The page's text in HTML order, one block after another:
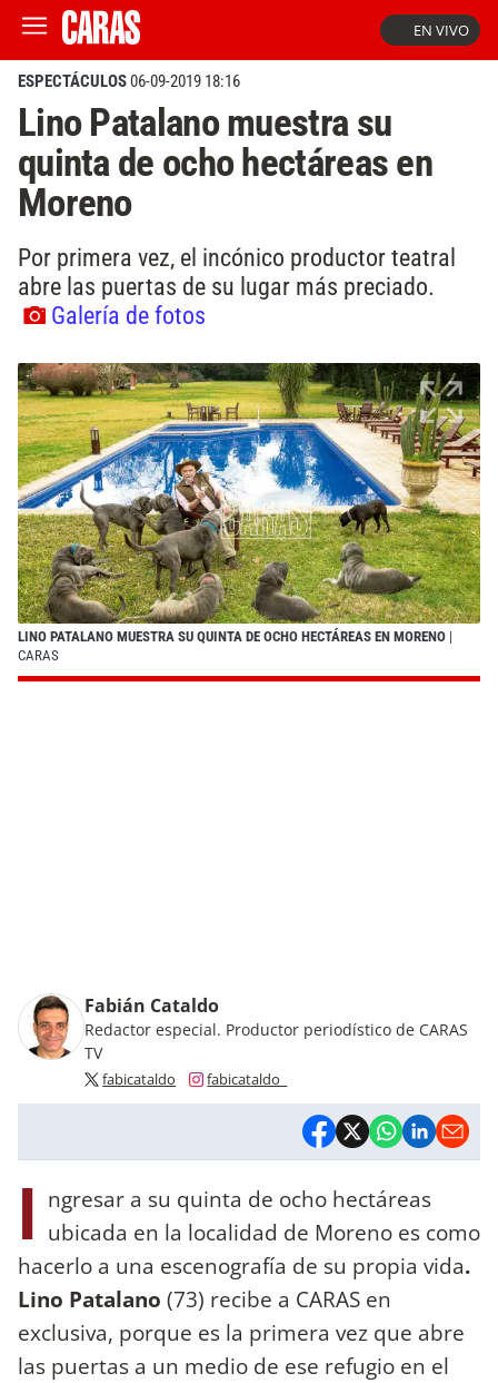
EN VIVO
ESPECTÁCULOS06-09-2019 18:16
Lino Patalano muestra su
quinta de ocho hectáreas en
Moreno
Por primera vez, el incónico productor teatral
abre las puertas de su lugar más preciado.
Galería de fotos
LINO PATALANO MUESTRA SU QUINTA DE OCHO HECTÁREAS EN MORENO |
CARAS
Fabián Cataldo
Redactor especial. Productor periodístico de CARAS
TV
fabicataldo fabicataldo_
I ngresar a su quinta de ocho hectáreas
ubicada en la localidad de Moreno es como
hacerlo a una escenografía de su propia vida.
Lino Patalano (73) recibe a CARAS en
exclusiva, porque es la primera vez que abre
las puertas a un medio de ese refugio en el